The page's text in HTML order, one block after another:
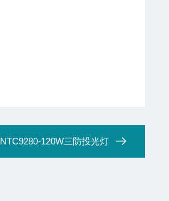
NTC9280-120W三防投光灯